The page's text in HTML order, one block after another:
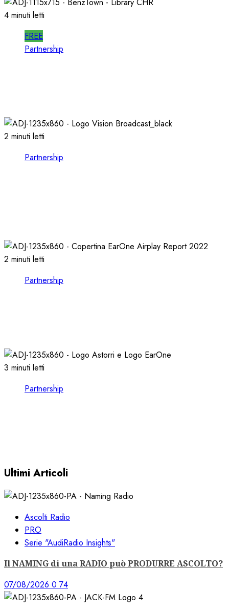
4 minuti letti
FREE
Partnership
2 minuti letti
Partnership
2 minuti letti
Partnership
3 minuti letti
Partnership
Ultimi Articoli
Ascolti Radio
PRO
Serie "AudiRadio Insights"
Il NAMING di una RADIO può PRODURRE ASCOLTO?
07/08/2026 0 74